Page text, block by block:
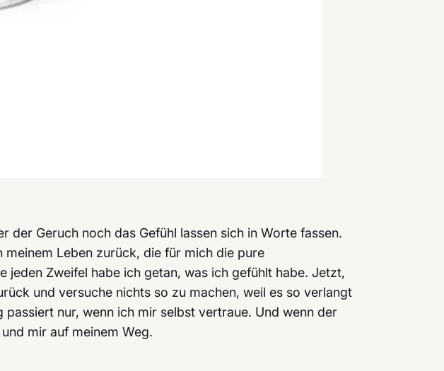
der Geruch noch das Gefühl lassen sich in Worte fassen.
meinem Leben zurück, die für mich die pure
jeden Zweifel habe ich getan, was ich gefühlt habe. Jetzt,
und versuche nichts so zu machen, weil es so verlangt
nur, wenn ich mir selbst vertraue. Und wenn der
mir auf meinem Weg.